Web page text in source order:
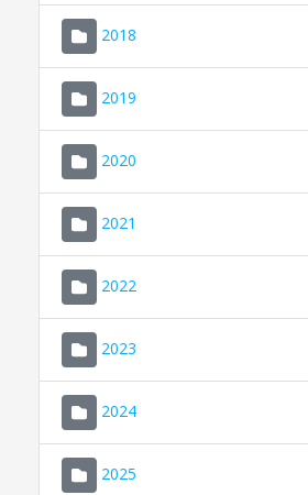
2018
2019
2020
2021
2022
2023
2024
2025